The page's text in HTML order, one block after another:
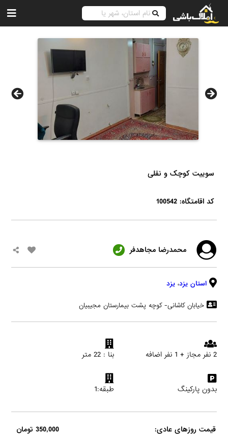
سوییت کوچک و نقلی
کد اقامتگاه: 100542
محمدرضا مجاهدفر
استان یزد، یزد
خیابان کاشانی- کوچه پشت بیمارستان مجیبیان
2 نفر مجاز + 1 نفر اضافه بنا : 22 متر
بدون پارکینگ طبقه:1
قیمت روزهای عادی: 350,000 تومان